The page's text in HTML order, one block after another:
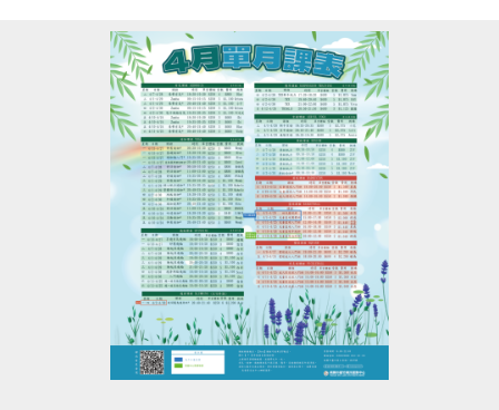
◆【舊生定義】
報名完整3-4月期課、4月單月課程
且開班成功，無中途退費之學員
04/11-04/30 不分新舊生
APP報名享95折優惠
04/30 前 本期臨櫃報名
《 有 加碼優惠 喔 》
同一人報名三門以上 → 88折優惠
同一人報名兩門以上 → 9折優惠